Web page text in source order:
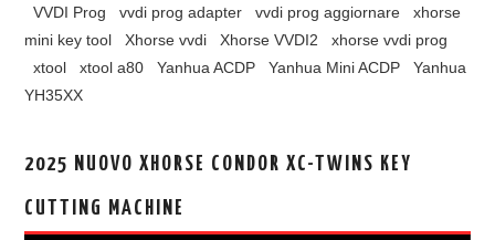
VVDI Prog
vvdi prog adapter vvdi prog aggiornare
xhorse
mini key tool
Xhorse vvdi Xhorse VVDI2
xhorse vvdi prog
xtool
xtool a80 Yanhua ACDP Yanhua Mini ACDP
Yanhua
YH35XX
2025 NUOVO XHORSE CONDOR XC-TWINS KEY
CUTTING MACHINE